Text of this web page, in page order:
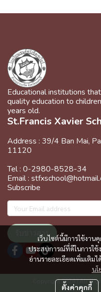
เว็บไซต์นี้มีการใช้งา
ประสบการณ์ที่ดีในการใช้
อ่านรายละเอียดเพิ่มเติมไ
น
ตั้งค่าคุกกี้
Educational institutions
quality education to
years old.
St.Francis Xavier
Address : 39/4 Ban Mai,
11120
Tel : 0-2980-8528-34
Email :
Subscribe
รับข่าวสาร
Copyright 2024 | All